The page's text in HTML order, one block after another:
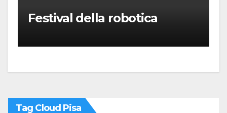
Festival della robotica
Tag Cloud Pisa